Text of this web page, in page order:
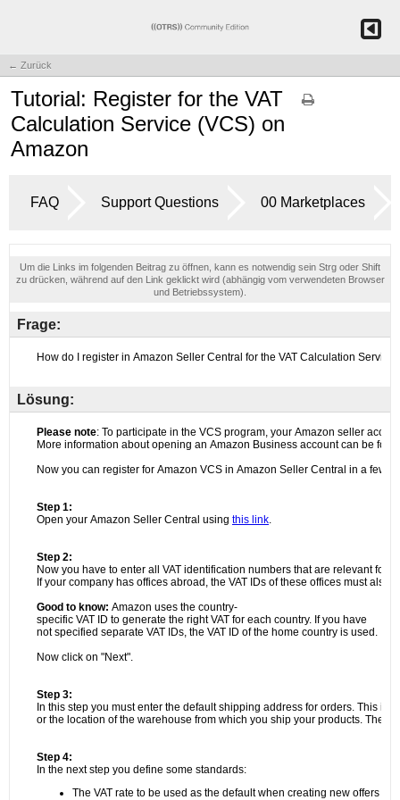
← Zurück
Tutorial: Register for the VAT
Calculation Service (VCS) on
Amazon
FAQ Support Questions 00 Marketplaces
Um die Links im folgenden Beitrag zu öffnen, kann es notwendig sein Strg oder Shift
zu drücken, während auf den Link geklickt wird (abhängig vom verwendeten Browser
und Betriebssystem).
Frage:
Lösung: